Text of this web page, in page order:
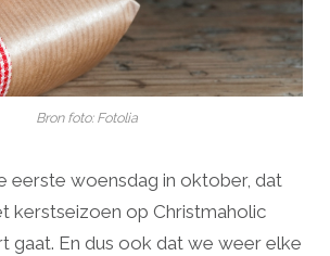
Bron foto: Fotolia
eerste woensdag in oktober, dat
kerstseizoen op Christmaholic
gaat. En dus ook dat we weer elke